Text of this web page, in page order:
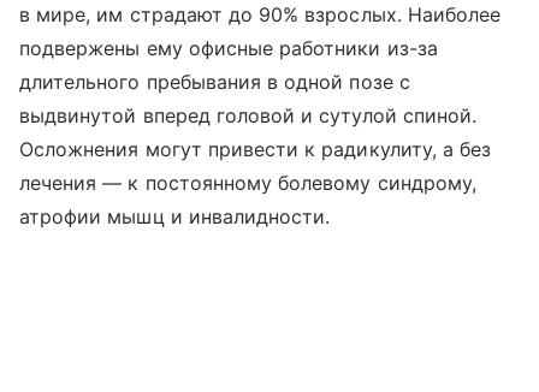
в мире, им страдают до 90% взрослых. Наиболее
подвержены ему офисные работники из-за
длительного пребывания в одной позе с
выдвинутой вперед головой и сутулой спиной.
Осложнения могут привести к радикулиту, а без
лечения — к постоянному болевому синдрому,
атрофии мышц и инвалидности.